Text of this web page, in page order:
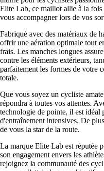
Elite Lab, ce maillot allie à la
vous accompagner lors de vos
Fabriqué avec des matériaux de
offrir une aération optimale tout
frais. Les manches longues
contre les éléments extérieurs,
parfaitement les formes de votre
totale.
Que vous soyez un cycliste
répondra à toutes vos attentes.
technologie de pointe, il est idéal
d'entraînement intensives. De
de vous la star de la route.
La marque Elite Lab est réputée
son engagement envers les
rejoignez la communauté des